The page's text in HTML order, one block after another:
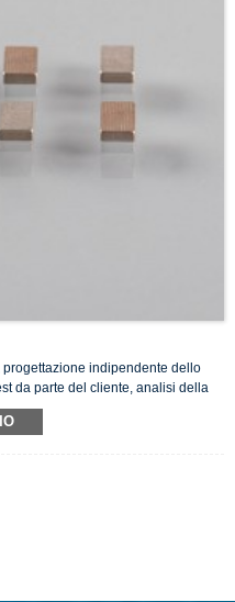
indipendente dello
da parte del cliente, analisi della